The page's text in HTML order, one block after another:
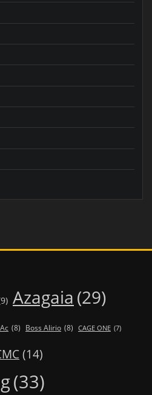
Azagaia (29)
(8) Boss Alirio (8) CAGE ONE (7)
(14)
(33)